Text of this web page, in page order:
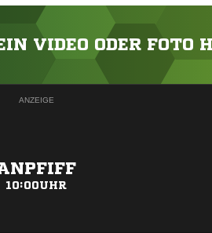
VIDEO ODER FOTO
ANZEIGE
10:00UHR